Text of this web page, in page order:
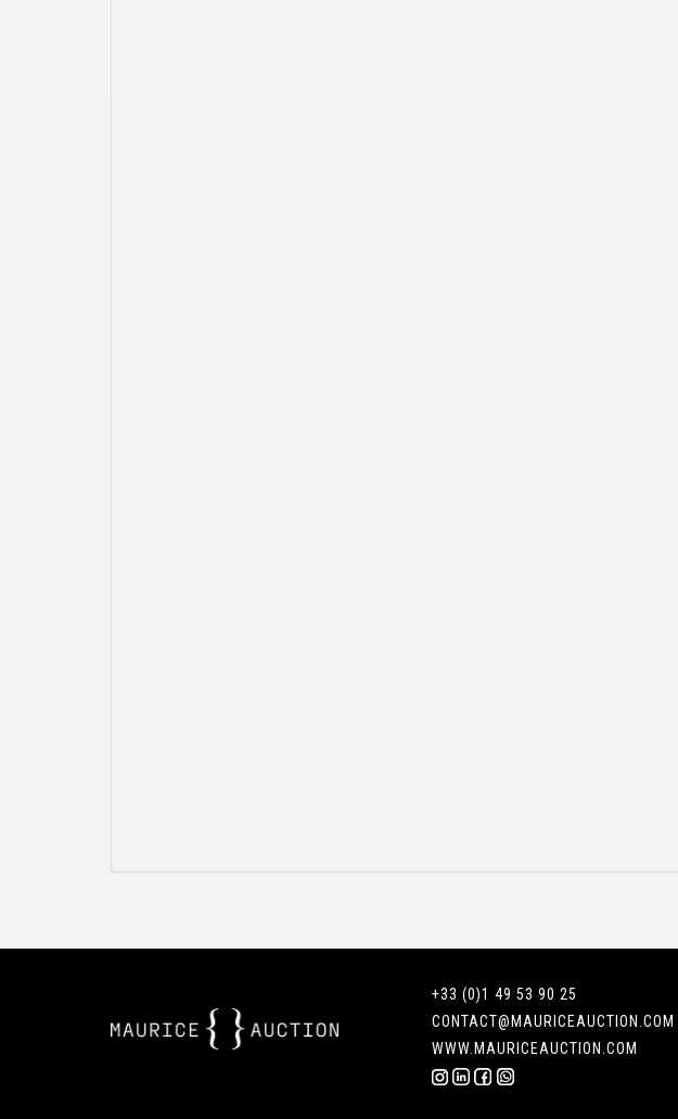
+33 (0)1 49 53 90 25
CONTACT@MAURICEAUCTION.COM
WWW.MAURICEAUCTION.COM